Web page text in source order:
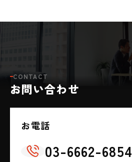
CONTACT
お問い合わせ
お電話
📞 03-6662-6854